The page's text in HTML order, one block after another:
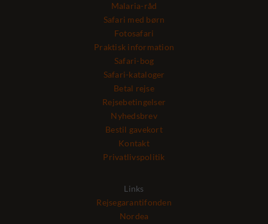
Malaria-råd
Safari med børn
Fotosafari
Praktisk information
Safari-bog
Safari-kataloger
Betal rejse
Rejsebetingelser
Nyhedsbrev
Bestil gavekort
Kontakt
Privatlivspolitik
Links
Rejsegarantifonden
Nordea